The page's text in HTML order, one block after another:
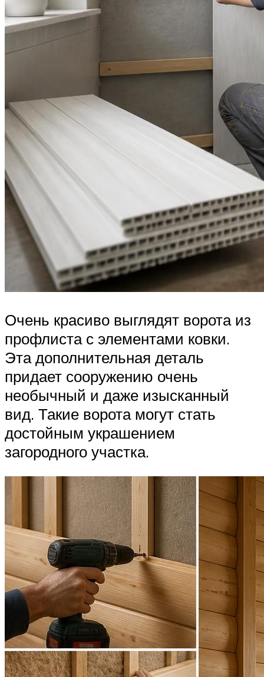
Очень красиво выглядят ворота из
профлиста с элементами ковки.
Эта дополнительная деталь
придает сооружению очень
необычный и даже изысканный
вид. Такие ворота могут стать
достойным украшением
загородного участка.